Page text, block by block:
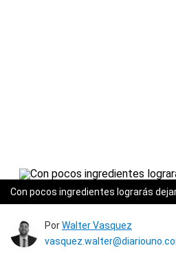
Con pocos ingredientes lograrás
PorWalter Vasquez